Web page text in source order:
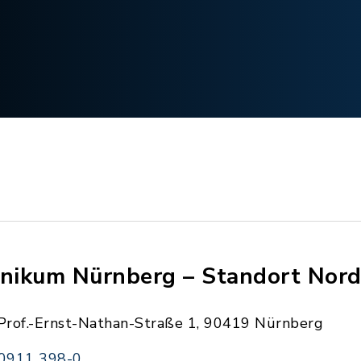
Nürnberg – Standort Nord
Ernst-Nathan-Straße 1, 90419 Nürnberg